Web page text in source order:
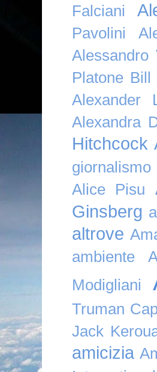
Falciani
Pavolini
Platone Bill
Alexander
Alexandra
Hitchcock
giornalismo
Alice Pisu
Ginsberg
altrove
ambiente
Modigliani
Truman
Jack
amicizia